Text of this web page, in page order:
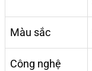
Màu sắc
Công nghệ